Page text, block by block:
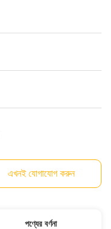
এখনই যোগাযোগ করুন
পণ্যের বর্ণনা